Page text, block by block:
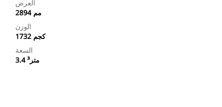
العرض
2894 مم
الوزن
1732 كجم
السعة
3.4 متر³